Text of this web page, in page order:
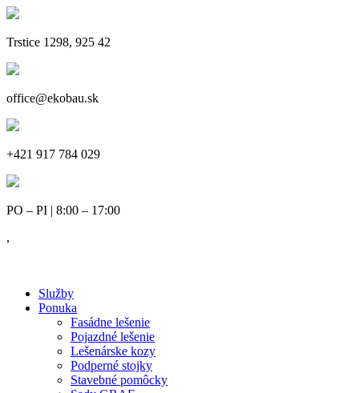
Trstice 1298, 925 42
office@ekobau.sk
+421 917 784 029
PO – PI | 8:00 – 17:00
,
Služby
Ponuka
Fasádne lešenie
Pojazdné lešenie
Lešenárske kozy
Podperné stojky
Stavebné pomôcky